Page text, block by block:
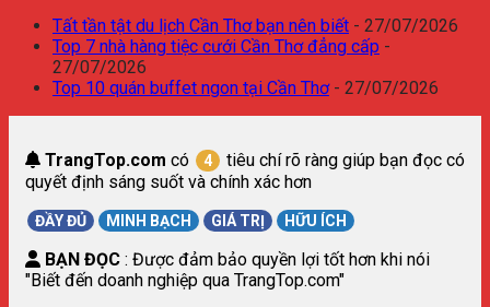
Tất tần tật du lịch Cần Thơ bạn nên biết - 27/07/2026
Top 7 nhà hàng tiệc cưới Cần Thơ đẳng cấp -
27/07/2026
Top 10 quán buffet ngon tại Cần Thơ- 27/07/2026
TrangTop.com có 4
tiêu chí rõ ràng giúp bạn đọc có
quyết định sáng suốt và chính xác hơn
ĐẦY ĐỦ MINH BẠCH GIÁ TRỊ HỮU ÍCH
BẠN ĐỌC : Được đảm bảo quyền lợi tốt hơn khi nói
"Biết đến doanh nghiệp qua TrangTop.com"